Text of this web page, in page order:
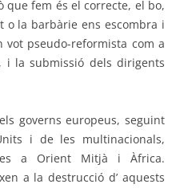
que fem és el correcte, el bo,
o la barbàrie ens escombra i
vot pseudo-reformista com a
i la submissió dels dirigents
governs europeus, seguint
i de les multinacionals,
a Orient Mitjà i Àfrica.
a la destrucció d’ aquests